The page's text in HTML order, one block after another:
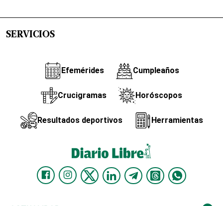
SERVICIOS
Efemérides Cumpleaños
Crucigramas Horóscopos
Resultados deportivos Herramientas